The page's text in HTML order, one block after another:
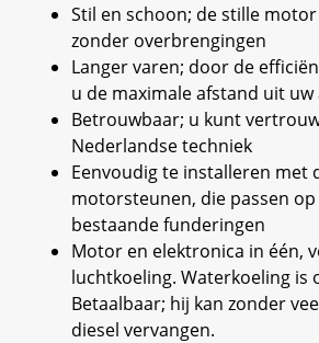
Stil en schoon; de stille
zonder overbrengingen
Langer varen; door de
u de maximale afstand uit uw
Betrouwbaar; u kunt
Nederlandse techniek
Eenvoudig te installeren met
motorsteunen, die passen
bestaande funderingen
Motor en elektronica in één,
luchtkoeling. Waterkoeling is
Betaalbaar; hij kan zonder
diesel vervangen.